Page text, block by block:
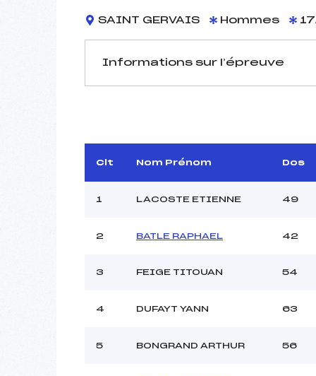
SAINT GERVAIS Hommes
Informations sur l’épreuve
Arbitre :
Assistant :
MANCHE 1
Ouvreurs A :
Clt Nom Prénom Dos
1 LACOSTE ETIENNE 49
2 BATLE RAPHAEL 42
3 FEIGE TITOUAN 54
4 DUFAYT YANN 63
5 BONGRAND ARTHUR 56